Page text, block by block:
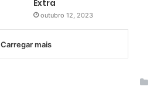
Extra
outubro 12, 2023
Carregar mais